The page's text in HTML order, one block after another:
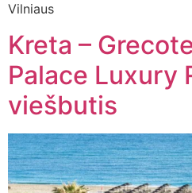
Vilniaus
Kreta –
Palace Luxury
viešbutis